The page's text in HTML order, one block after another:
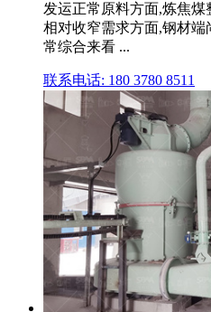
发运正常原料方面,炼焦
相对收窄需求方面,钢材
常综合来看 ...
联系电话: 180 3780 8511